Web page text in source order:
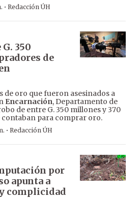
· Redacción ÚH
350
de
de oro que fueron asesinados a
Encarnación, Departamento de
de entre G. 350 millones y 370
contaban para comprar oro.
· Redacción ÚH
por
apunta a
complicidad